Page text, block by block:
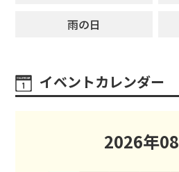
雨の日
イベントカレンダー
2026年08